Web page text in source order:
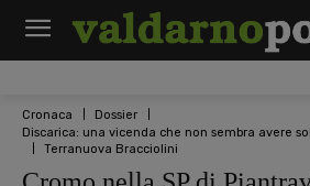
Cronaca
Dossier
Discarica: una vicenda che non sembra avere
Terranuova Bracciolini